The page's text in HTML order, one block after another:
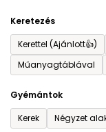
Keretezés
Kerettel (Ajánlott👍)
Műanyagtáblával
Gyémántok
Kerek
Négyzet